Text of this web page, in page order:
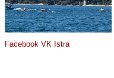
Facebook VK Istra